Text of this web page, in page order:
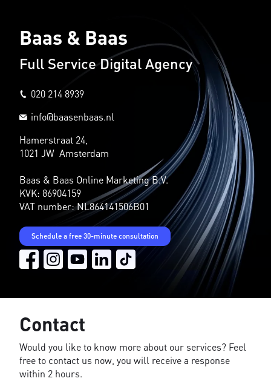
Baas & Baas
Full Service Digital Agency
020 214 8939
info@baasenbaas.nl
Hamerstraat 24,
1021 JW Amsterdam
Baas & Baas Online Marketing B.V.
KVK: 86904159
VAT number: NL864141506B01
Schedule a free 30-minute consultation
Contact
Would you like to know more about our services? Feel
free to contact us now, you will receive a response
within 2 hours.